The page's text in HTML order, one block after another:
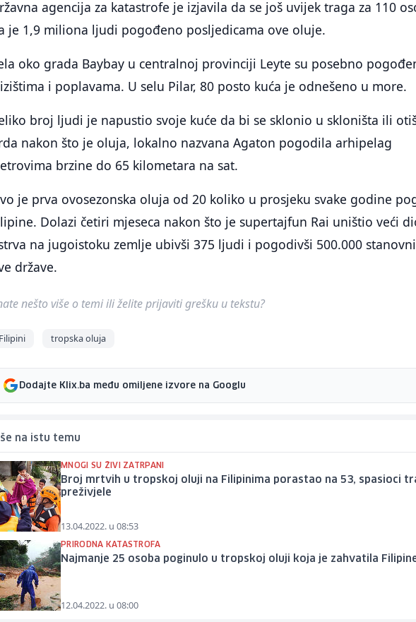
agencija za katastrofe je izjavila da se još uvijek traga za 110
je 1,9 miliona ljudi pogođeno posljedicama ove oluje.
oko grada Baybay u centralnoj provinciji Leyte su posebno
i poplavama. U selu Pilar, 80 posto kuća je odnešeno u more.
broj ljudi je napustio svoje kuće da bi se sklonio u skloništa ili
nakon što je oluja, lokalno nazvana Agaton pogodila arhipelag
brzine do 65 kilometara na sat.
je prva ovosezonska oluja od 20 koliko u prosjeku svake godine
Dolazi četiri mjeseca nakon što je supertajfun Rai uništio veći
na jugoistoku zemlje ubivši 375 ljudi i pogodivši 500.000
države.
nešto više o temi ili želite prijaviti grešku u tekstu?
Filipini tropska oluja
Dodajte Klix.ba među omiljene izvore na Googlu
na istu temu
MNOGI SU ŽIVI ZATRPANI
Broj mrtvih u tropskoj oluji na Filipinima porastao na 53, spasioci
preživjele
13.04.2022. u 08:53
PRIRODNA KATASTROFA
Najmanje 25 osoba poginulo u tropskoj oluji koja je zahvatila
12.04.2022. u 08:00